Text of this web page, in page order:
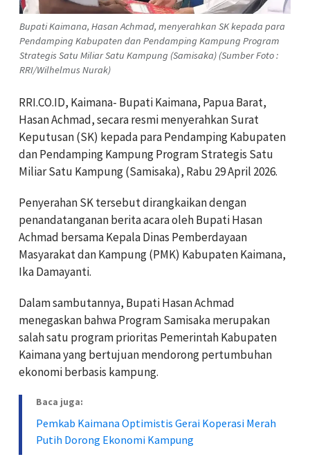
Bupati Kaimana, Hasan Achmad, menyerahkan SK kepada para
Pendamping Kabupaten dan Pendamping Kampung Program
Strategis Satu Miliar Satu Kampung (Samisaka) (Sumber Foto :
RRI/Wilhelmus Nurak)
RRI.CO.ID, Kaimana- Bupati Kaimana, Papua Barat,
Hasan Achmad, secara resmi menyerahkan Surat
Keputusan (SK) kepada para Pendamping Kabupaten
dan Pendamping Kampung Program Strategis Satu
Miliar Satu Kampung (Samisaka), Rabu 29 April 2026.
Penyerahan SK tersebut dirangkaikan dengan
penandatanganan berita acara oleh Bupati Hasan
Achmad bersama Kepala Dinas Pemberdayaan
Masyarakat dan Kampung (PMK) Kabupaten Kaimana,
Ika Damayanti.
Dalam sambutannya, Bupati Hasan Achmad
menegaskan bahwa Program Samisaka merupakan
salah satu program prioritas Pemerintah Kabupaten
Kaimana yang bertujuan mendorong pertumbuhan
ekonomi berbasis kampung.
Baca juga:
Pemkab Kaimana Optimistis Gerai Koperasi Merah
Putih Dorong Ekonomi Kampung